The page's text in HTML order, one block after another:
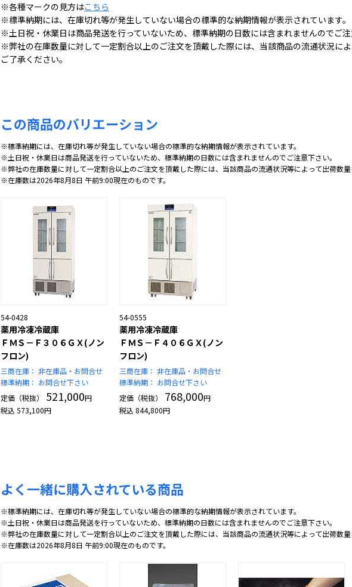
※各種マークの見方はこちら
※標準納期には、在庫切れ等が発生していない場合の標準的な納期情報が表示されています。
※土日祝・休業日は商品発送を行っていないため、標準納期の日数には含まれませんのでご
※弊社の在庫数量に対して一定割合以上のご注文を頂戴した際には、当該商品の流通状況に
ご了承ください。
この商品のバリエーション
※標準納期には、在庫切れ等が発生していない場合の標準的な納期情報が表示されています。
※土日祝・休業日は商品発送を行っていないため、標準納期の日数には含まれませんのでご注意下さい。
※弊社の在庫数量に対して一定割合以上のご注文を頂戴した際には、当該商品の流通状況等によって出荷数
※在庫数は2026年8月8日 午前9:00現在のものです。
54-0428
薬用冷凍冷蔵庫
ＦＭＳ－Ｆ３０６ＧＸ(ノン
フロン)
三商在庫： 非在庫品・お問合せ
標準納期： お問合せ下さい
定価（税抜）
521,000円
税込 573,100円
54-0555
薬用冷凍冷蔵庫
ＦＭＳ－Ｆ４０６ＧＸ(ノン
フロン)
三商在庫： 非在庫品・お問合せ
標準納期： お問合せ下さい
定価（税抜）
768,000円
税込 844,800円
よく一緒に購入されている商品
※標準納期には、在庫切れ等が発生していない場合の標準的な納期情報が表示されています。
※土日祝・休業日は商品発送を行っていないため、標準納期の日数には含まれませんのでご注意下さい。
※弊社の在庫数量に対して一定割合以上のご注文を頂戴した際には、当該商品の流通状況等によって出荷数
※在庫数は2026年8月8日 午前9:00現在のものです。